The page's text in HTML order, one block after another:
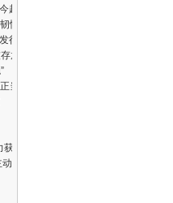
起发行
性
行中
放在哪里？
当时
五大机构联合注资
管理型核心标的深度分析